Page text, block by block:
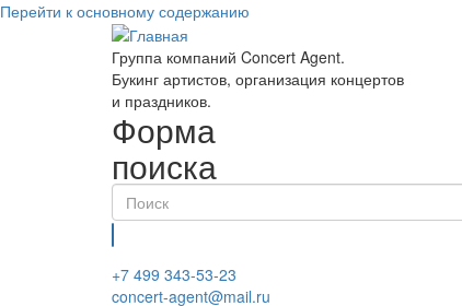
Перейти к основному содержанию
Группа компаний Concert Agent.
Букинг артистов, организация концертов
и праздников.
Форма
поиска
+7 499 343-53-23
concert-agent@mail.ru